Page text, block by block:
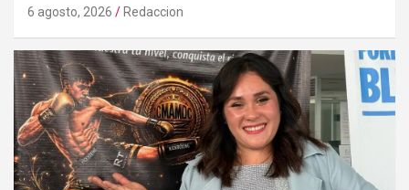
6 agosto, 2026 Redaccion